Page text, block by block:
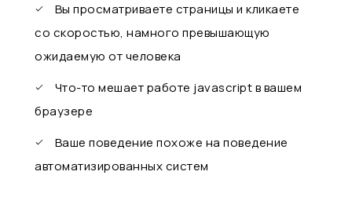
Вы просматриваете страницы и кликаете
со скоростью, намного превышающую
ожидаемую от человека
Что-то мешает работе javascript в вашем
браузере
Ваше поведение похоже на поведение
автоматизированных систем